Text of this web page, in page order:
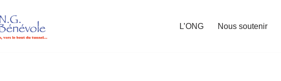
L’ONG Nous soutenir